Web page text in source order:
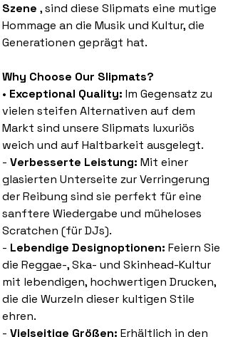
Szene , sind diese Slipmats eine mutige
Hommage an die Musik und Kultur, die
Generationen geprägt hat.
Why Choose Our Slipmats?
• Exceptional Quality: Im Gegensatz zu
vielen steifen Alternativen auf dem
Markt sind unsere Slipmats luxuriös
weich und auf Haltbarkeit ausgelegt.
- Verbesserte Leistung: Mit einer
glasierten Unterseite zur Verringerung
der Reibung sind sie perfekt für eine
sanftere Wiedergabe und müheloses
Scratchen (für DJs).
- Lebendige Designoptionen: Feiern Sie
die Reggae-, Ska- und Skinhead-Kultur
mit lebendigen, hochwertigen Drucken,
die die Wurzeln dieser kultigen Stile
ehren.
- Vielseitige Größen: Erhältlich in den